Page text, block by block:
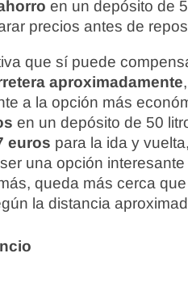
en un depósito de
precios antes de
que sí puede
aproximadamente
a la opción más
en un depósito de 50
euros para la ida y
una opción
queda más cerca
la distancia